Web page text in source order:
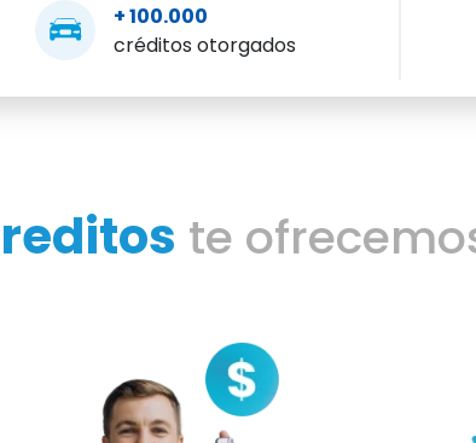
+ 100.000
créditos otorgados
te